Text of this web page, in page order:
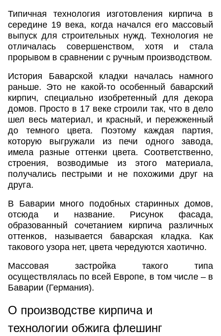
Типичная технология изготовления кирпича в
середине 19 века, когда начался его массовый
выпуск для строительных нужд. Технология не
отличалась совершенством, хотя и стала
прорывом в сравнении с ручным производством.
История Баварской кладки началась намного
раньше. Это не какой-то особенный баварский
кирпич, специально изобретенный для декора
домов. Просто в 17 веке строили так, что в дело
шел весь материал, и красный, и пережженный
до темного цвета. Поэтому каждая партия,
которую выгружали из печи одного завода,
имела разные оттенки цвета. Соответственно,
строения, возводимые из этого материала,
получались пестрыми и не похожими друг на
друга.
В Баварии много подобных старинных домов,
отсюда и название. Рисунок фасада,
образованный сочетанием кирпича различных
оттенков, называется баварская кладка. Как
такового узора нет, цвета чередуются хаотично.
Массовая застройка такого типа
осуществлялась по всей Европе, в том числе – в
Баварии (Германия).
О производстве кирпича и
технологии обжига флешинг